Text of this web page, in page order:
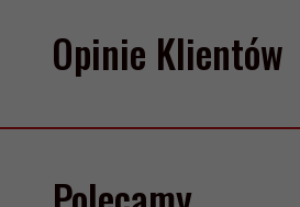
Opinie Klientów